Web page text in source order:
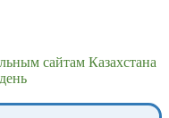
сайтам Казахстана